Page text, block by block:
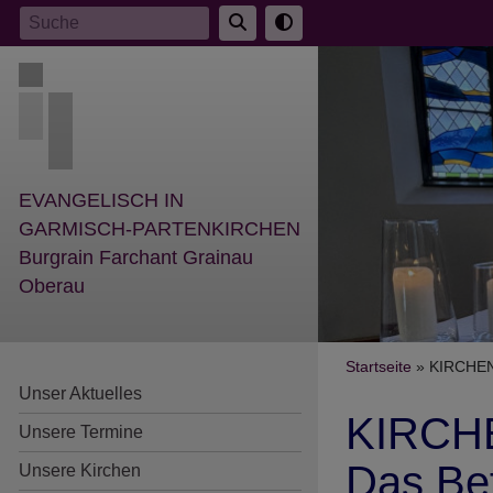
Direkt
zum
Inhalt
EVANGELISCH IN
GARMISCH-PARTENKIRCHEN
Burgrain Farchant Grainau
Oberau
Unser Aktuelles
Unsere Termine
Unsere Kirchen
Startseite
Das